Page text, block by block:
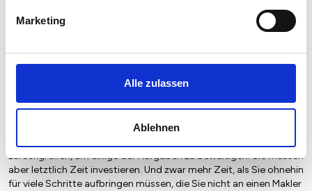
Marketing
Alle zulassen
Ablehnen
zahlen wäre. Sie holen sich dabei das Beste aus zwei Welten: Sie
agieren wie ein Makler, nur ohne die hohen Kosten.
Es gibt auch Nachteile – oder: Wann lohnt
sich ein Makler?
Bei allen Vorteilen gibt es auch Nachteile für Eigenvermarkter. Der
zurückgreifen, um einige der Aufgaben zu bewältigen. Sie müssen
aber letztlich Zeit investieren. Und zwar mehr Zeit, als Sie ohnehin
für viele Schritte aufbringen müssen, die Sie nicht an einen Makler